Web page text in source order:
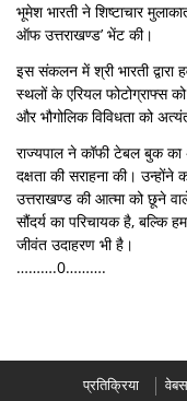
भूमेश भारती ने शिष्टाचार
ऑफ उत्तराखण्ड’ भेंट की।
इस संकलन में श्री भारती द्वारा
स्थलों के एरियल फोटोग्राफ्स
और भौगोलिक विविधता को
राज्यपाल ने कॉफी टेबल बुक
दक्षता की सराहना की। उन्होंने
उत्तराखण्ड की आत्मा को छूने
सौंदर्य का परिचायक है, बल्कि
जीवंत उदाहरण भी है।
……….0……….
प्रतिक्रिया